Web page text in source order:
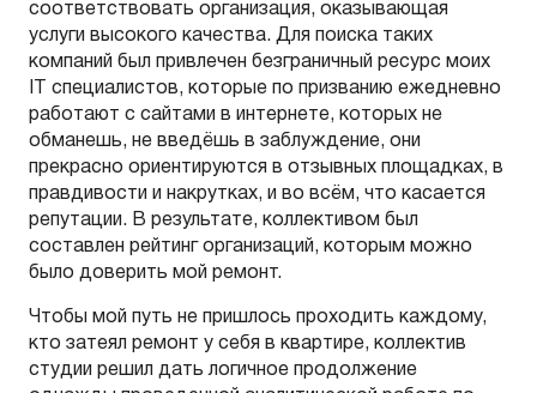
соответствовать организация, оказывающая
услуги высокого качества. Для поиска таких
компаний был привлечен безграничный ресурс моих
IT специалистов, которые по призванию ежедневно
работают с сайтами в интернете, которых не
обманешь, не введёшь в заблуждение, они
прекрасно ориентируются в отзывных площадках, в
правдивости и накрутках, и во всём, что касается
репутации. В результате, коллективом был
составлен рейтинг организаций, которым можно
было доверить мой ремонт.
Чтобы мой путь не пришлось проходить каждому,
кто затеял ремонт у себя в квартире, коллектив
студии решил дать логичное продолжение